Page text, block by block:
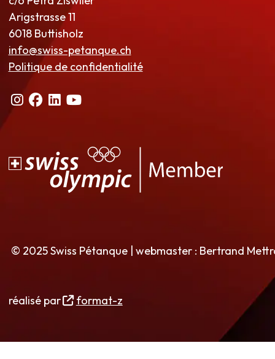
Arigstrasse 11
6018 Buttisholz
info@swiss-petanque.ch
Politique de confidentialité
© 2025 Swiss Pétanque | webmaster : Bertrand
réalisé par format-z